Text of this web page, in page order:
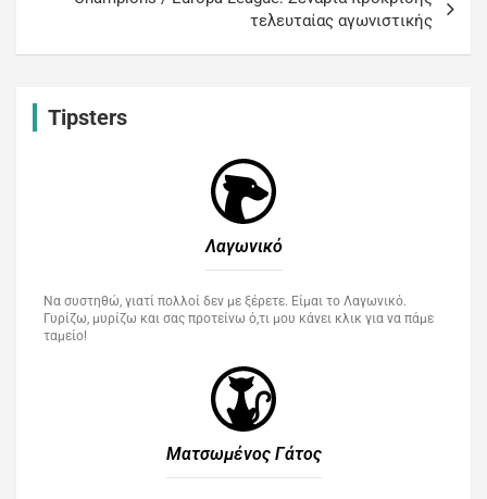
τελευταίας αγωνιστικής
Tipsters
Λαγωνικό
Να συστηθώ, γιατί πολλοί δεν με ξέρετε. Είμαι το Λαγωνικό.
Γυρίζω, μυρίζω και σας προτείνω ό,τι μου κάνει κλικ για να πάμε
ταμείο!
Ματσωμένος Γάτος​